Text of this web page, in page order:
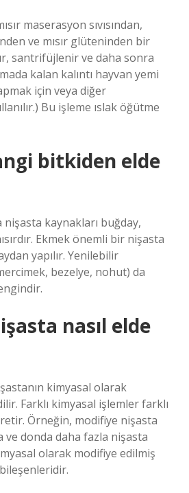
maserasyon sıvısından,
ve mısır glüteninden bir
santrifüjlenir ve daha sonra
kalan kalıntı hayvan yemi
için veya diğer
Bu işleme ıslak öğütme
bitkiden elde
nişasta kaynakları buğday,
Ekmek önemli bir nişasta
yapılır. Yenilebilir
bezelye, nohut) da
nasıl elde
kimyasal olarak
Farklı kimyasal işlemler farklı
Örneğin, modifiye nişasta
ve donda daha fazla nişasta
olarak modifiye edilmiş